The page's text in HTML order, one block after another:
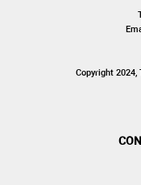
Copyright 2024,